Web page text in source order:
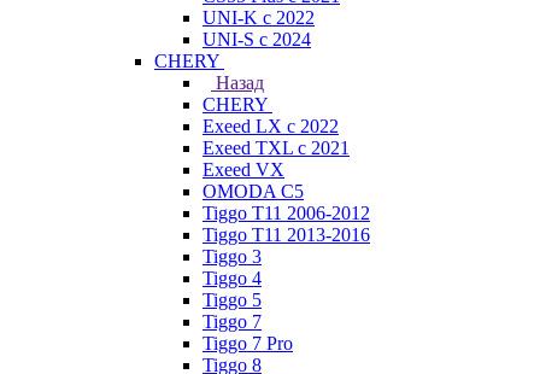
UNI-K с 2022
UNI-S с 2024
CHERY
Назад
CHERY
Exeed LX с 2022
Exeed TXL с 2021
Exeed VX
OMODA C5
Tiggo T11 2006-2012
Tiggo T11 2013-2016
Tiggo 3
Tiggo 4
Tiggo 5
Tiggo 7
Tiggo 7 Pro
Tiggo 8